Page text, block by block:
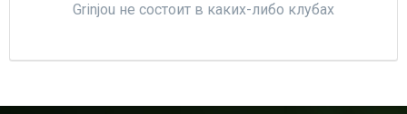
Grinjou не состоит в каких-либо клубах